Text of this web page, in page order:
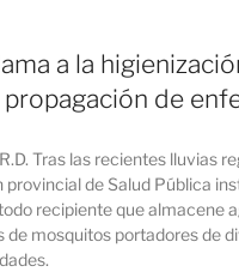
a la
de
Tras las recientes lluvias
provincial de Salud Pública
recipiente que almacene
de mosquitos portadores de